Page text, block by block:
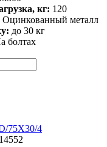
кг: 120
Оцинкованный металл
до 30 кг
болтах
75Х30/4